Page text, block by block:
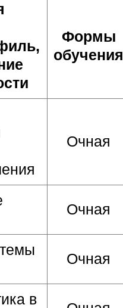
Формы
обучения
Очная
Очная
Очная
в